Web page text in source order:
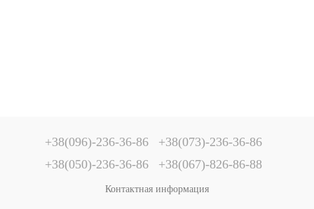
+38(096)-236-36-86
+38(073)-236-36-86
+38(050)-236-36-86
+38(067)-826-86-88
Контактная информация